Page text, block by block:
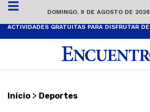
DOMINGO, 9 DE AGOSTO DE 2026
Inicio > Deportes